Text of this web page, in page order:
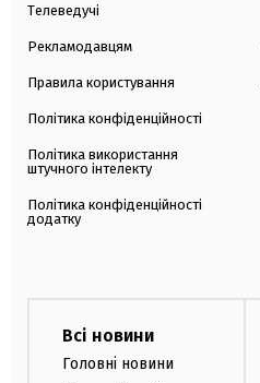
Телеведучі
Рекламодавцям
Правила користування
Політика конфіденційності
Політика використання
штучного інтелекту
Політика конфіденційності
додатку
Всі новини
Головні новини